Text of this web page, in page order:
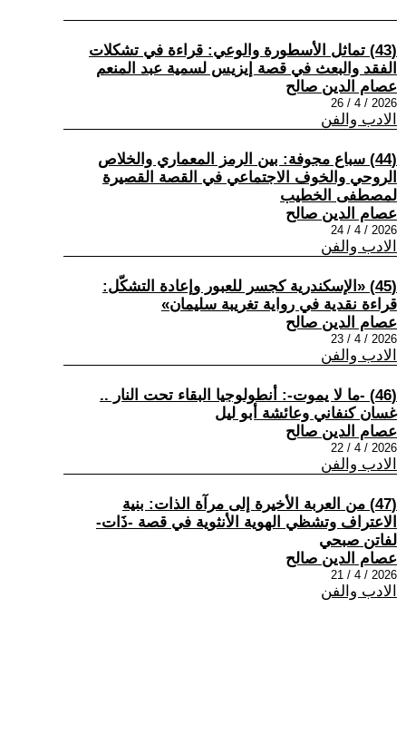
(43) تماثل الأسطورة والوعي: قراءة في تشكلات
الفقد والبعث في قصة إيزيس لسمية عبد المنعم
عصام الدين صالح
2026 / 4 / 26
الادب والفن
(44) سباع مجوفة: بين الرمز المعماري والخلاص
الروحي والخوف الاجتماعي في القصة القصيرة
لمصطفى الخطيب
عصام الدين صالح
2026 / 4 / 24
الادب والفن
(45) «الإسكندرية كجسر للعبور وإعادة التشكّل:
قراءة نقدية في رواية تغريبة سليمان»
عصام الدين صالح
2026 / 4 / 23
الادب والفن
(46) -ما لا يموت-: أنطولوجيا البقاء تحت النار ..
غسان كنفاني وعائشة أبو ليل
عصام الدين صالح
2026 / 4 / 22
الادب والفن
(47) من العربة الأخيرة إلى مرآة الذات: بنية
الاعتراف وتشظي الهوية الأنثوية في قصة -ذَات-
لفاتن صبحي
عصام الدين صالح
2026 / 4 / 21
الادب والفن